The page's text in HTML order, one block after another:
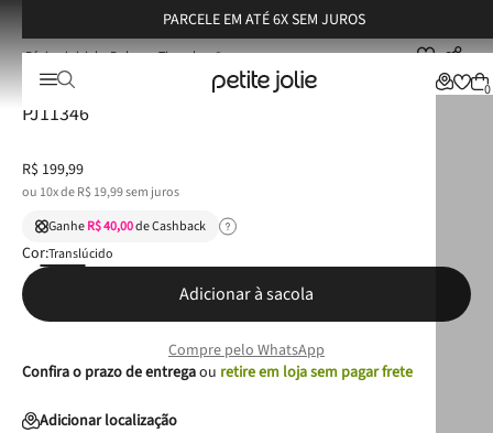
PARCELE EM ATÉ 6X SEM JUROS
0
Bolsas Tiracolo Bolsa Petite Jolie Icon Bag Translúcido/Níquel PJ11346
Bolsa Petite Jolie Icon Bag Translúcido/Níquel
PJ11346
R$ 199,99
ou 10x deR$ 19,99sem juros
GanheR$ 40,00de Cashback
Cor:Translúcido
Adicionar à sacola
Compre pelo WhatsApp
Confira o prazo de entregaou retire em loja sem pagar frete
Adicionar localização